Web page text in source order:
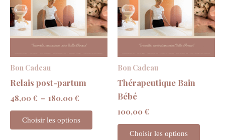
Bon Cadeau
Relais post-partum
48,00 € – 180,00 €
180,00 €
Choisir les options
plusieurs
variations.
Les
peuvent
choisies
la
page
Bon Cadeau
Thérapeutique Bain
Bébé
100,00 €
Choisir les options